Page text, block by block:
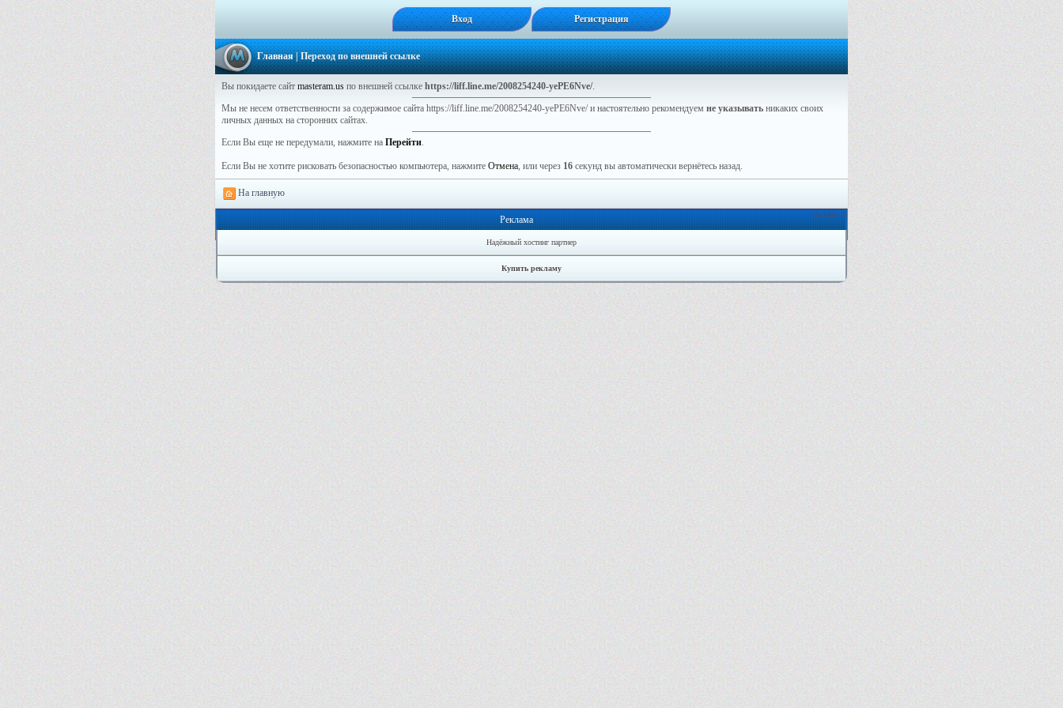
Вход Регистрация
Главная| Переход по внешней ссылке
Вы покидаете сайт masteram.us по внешней ссылке https://liff.line.me/2008254240-yePE6Nve/.
Мы не несем ответственности за содержимое сайта https://liff.line.me/2008254240-yePE6Nve/ и настоятельно рекомендуем не указывать никаких своих
личных данных на сторонних сайтах.
Если Вы еще не передумали, нажмите на Перейти.
Если Вы не хотите рисковать безопасностью компьютера, нажмите Отмена, или через 16 секунд вы автоматически вернётесь назад.
На главную
Онлайн: 2
Реклама
Надёжный хостинг партнер
Купить рекламу